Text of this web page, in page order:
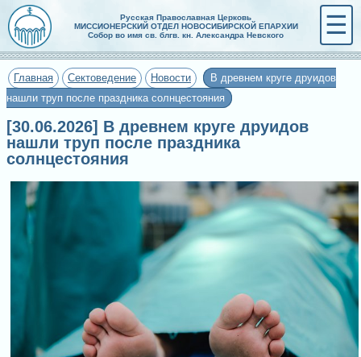
Русская Православная Церковь
МИССИОНЕРСКИЙ ОТДЕЛ НОВОСИБИРСКОЙ ЕПАРХИИ
Собор во имя св. блгв. кн. Александра Невского
☰
Главная Сектоведение Новости
В древнем круге друидов
нашли труп после праздника солнцестояния
[30.06.2026] В древнем круге друидов
нашли труп после праздника
солнцестояния